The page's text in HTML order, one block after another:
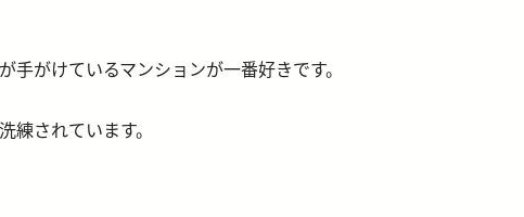
がけているマンションが一番好きです。
されています。